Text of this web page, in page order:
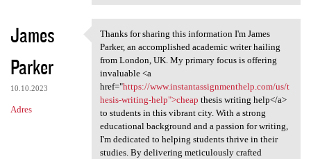
James
Parker
10.10.2023
Adres
Thanks for sharing this
Thanks for sharing this information I'm James
Parker, an accomplished academic writer hailing
from London, UK. My primary focus is offering
invaluable <a
href="https://www.instantassignmenthelp.com/us/t
hesis-writing-help">cheap thesis writing help</a>
to students in this vibrant city. With a strong
educational background and a passion for writing,
I'm dedicated to helping students thrive in their
studies. By delivering meticulously crafted